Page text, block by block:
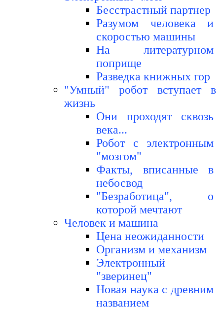
Бесстрастный партнер
Разумом человека и
скоростью машины
На литературном
поприще
Разведка книжных гор
"Умный" робот вступает в
жизнь
Они проходят сквозь
века...
Робот с электронным
"мозгом"
Факты, вписанные в
небосвод
"Безработица", о
которой мечтают
Человек и машина
Цена неожиданности
Организм и механизм
Электронный
"зверинец"
Новая наука с древним
названием